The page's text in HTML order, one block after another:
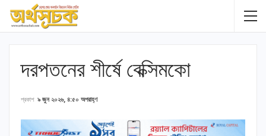
দরপতনের শীর্ষে বেক্সিমকো
প্রকাশ ৯ জুন ২০২৬, ৪:৫০ অপরাহ্ণ